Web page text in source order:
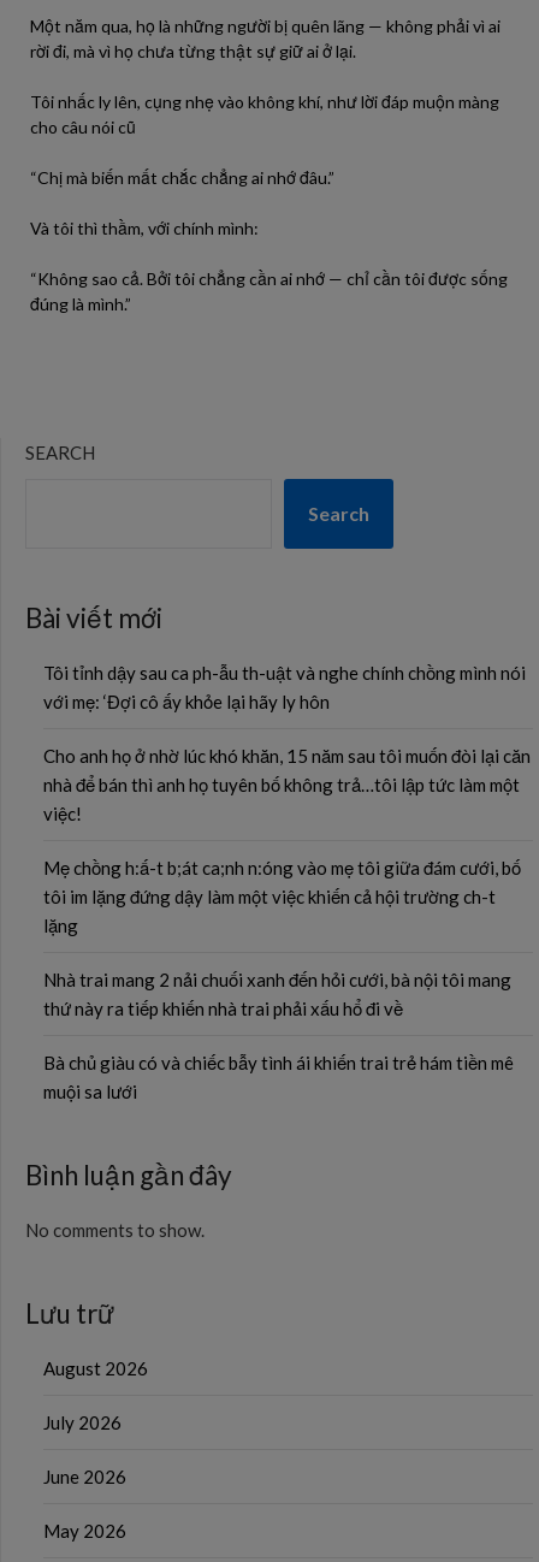
Một năm qua, họ là những người bị quên lãng — không phải vì ai
rời đi, mà vì họ chưa từng thật sự giữ ai ở lại.
Tôi nhấc ly lên, cụng nhẹ vào không khí, như lời đáp muộn màng
cho câu nói cũ
“Chị mà biến mất chắc chẳng ai nhớ đâu.”
Và tôi thì thầm, với chính mình:
“Không sao cả. Bởi tôi chẳng cần ai nhớ — chỉ cần tôi được sống
đúng là mình.”
SEARCH
Search
Bài viết mới
Tôi tỉnh dậy sau ca ph-ẫu th-uật và nghe chính chồng mình nói
với mẹ: ‘Đợi cô ấy khỏe lại hãy ly hôn
Cho anh họ ở nhờ lúc khó khăn, 15 năm sau tôi muốn đòi lại căn
nhà để bán thì anh họ tuyên bố không trả…tôi lập tức làm một
việc!
Mẹ chồng h:ấ-t b;át ca;nh n:óng vào mẹ tôi giữa đám cưới, bố
tôi im lặng đứng dậy làm một việc khiến cả hội trường ch-t
lặng
Nhà trai mang 2 nải chuối xanh đến hỏi cưới, bà nội tôi mang
thứ này ra tiếp khiến nhà trai phải xấu hổ đi về
Bà chủ giàu có và chiếc bẫy tình ái khiến trai trẻ hám tiền mê
muội sa lưới
Bình luận gần đây
No comments to show.
Lưu trữ
August 2026
July 2026
June 2026
May 2026